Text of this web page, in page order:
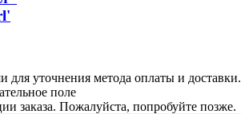
для уточнения метода оплаты и доставки.
поле
заказа. Пожалуйста, попробуйте позже.